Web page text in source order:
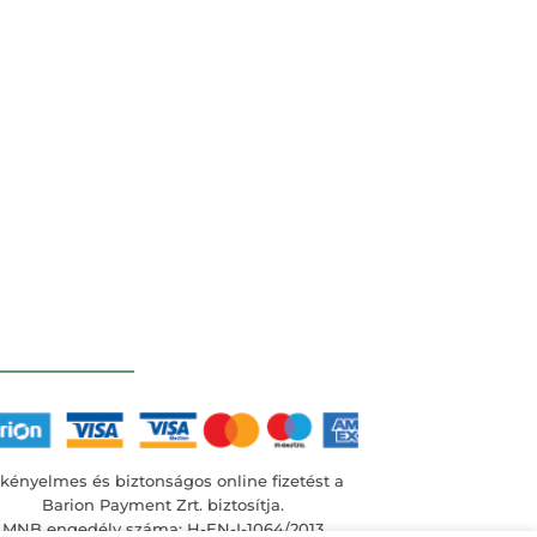
és biztonságos online fizetést a
Barion Payment Zrt. biztosítja.
MNB engedély száma: H-EN-I-1064/2013